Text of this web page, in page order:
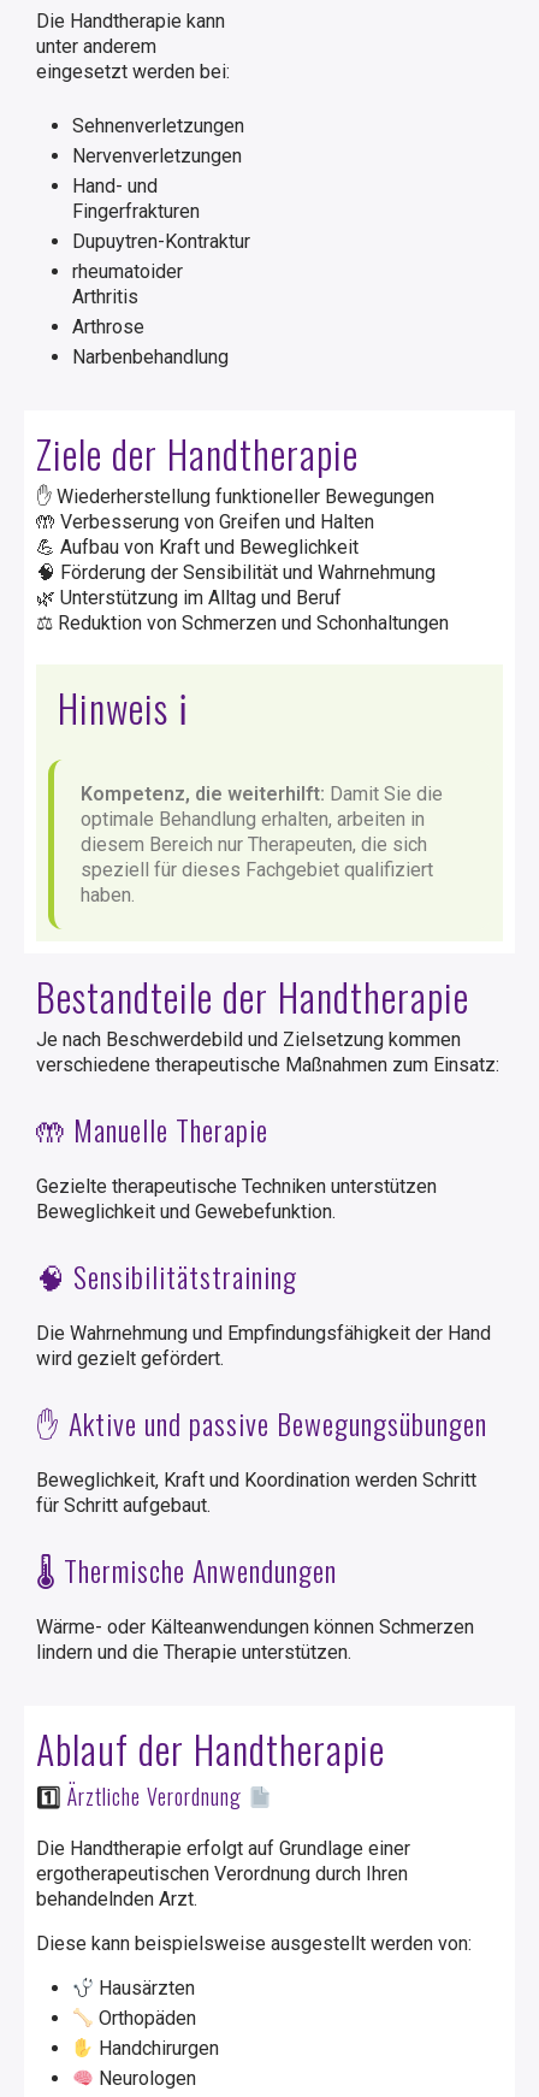
Die Handtherapie kann
unter anderem
eingesetzt werden bei:
Sehnenverletzungen
Nervenverletzungen
Hand- und
Fingerfrakturen
Dupuytren-Kontraktur
rheumatoider
Arthritis
Arthrose
Narbenbehandlung
Ziele der Handtherapie
✋ Wiederherstellung funktioneller Bewegungen
🤲 Verbesserung von Greifen und Halten
💪 Aufbau von Kraft und Beweglichkeit
🧠 Förderung der Sensibilität und Wahrnehmung
🌿 Unterstützung im Alltag und Beruf
⚖️ Reduktion von Schmerzen und Schonhaltungen
Hinweis ℹ️
Kompetenz, die weiterhilft: Damit Sie die
optimale Behandlung erhalten, arbeiten in
diesem Bereich nur Therapeuten, die sich
speziell für dieses Fachgebiet qualifiziert
haben.
Bestandteile der Handtherapie
Je nach Beschwerdebild und Zielsetzung kommen
verschiedene therapeutische Maßnahmen zum Einsatz:
🤲 Manuelle Therapie
Gezielte therapeutische Techniken unterstützen
Beweglichkeit und Gewebefunktion.
🧠 Sensibilitätstraining
Die Wahrnehmung und Empfindungsfähigkeit der Hand
wird gezielt gefördert.
✋ Aktive und passive Bewegungsübungen
Beweglichkeit, Kraft und Koordination werden Schritt
für Schritt aufgebaut.
🌡️ Thermische Anwendungen
Wärme- oder Kälteanwendungen können Schmerzen
lindern und die Therapie unterstützen.
Ablauf der Handtherapie
1️ Ärztliche Verordnung
Die Handtherapie erfolgt auf Grundlage einer
ergotherapeutischen Verordnung durch Ihren
behandelnden Arzt.
Diese kann beispielsweise ausgestellt werden von:
Hausärzten
Orthopäden
Handchirurgen
Neurologen